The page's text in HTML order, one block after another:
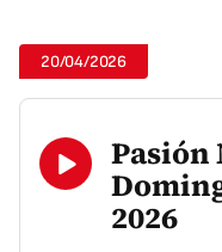
20/04/2026
Pasión
2026